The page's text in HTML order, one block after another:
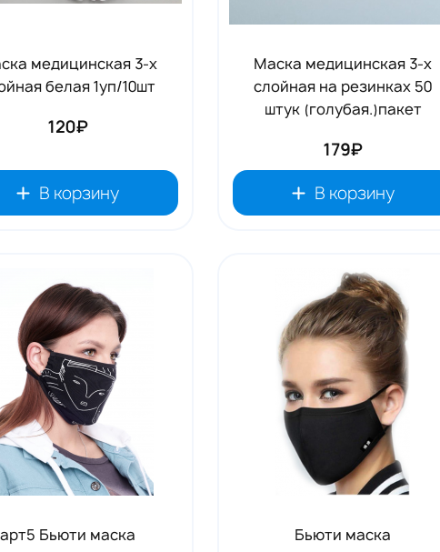
медицинская 3-х
белая 1уп/10шт
120₽
В корзину
Маска медицинская 3-х
слойная на резинках 50
штук (голубая.)пакет
179₽
В корзину
арт5 Бьюти маска
Бьюти маска